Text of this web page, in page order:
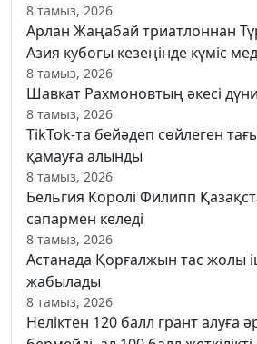
8 тамыз, 2026
Арлан Жаңабай триатлоннан
Азия кубогы кезеңінде күміс
8 тамыз, 2026
Шавкат Рахмоновтың әкесі
8 тамыз, 2026
TikTok-та бейәдеп сөйлеген
қамауға алынды
8 тамыз, 2026
Бельгия Королі Филипп
сапармен келеді
8 тамыз, 2026
Астанада Қорғалжын тас жолы
жабылады
8 тамыз, 2026
Неліктен 120 балл грант алуға